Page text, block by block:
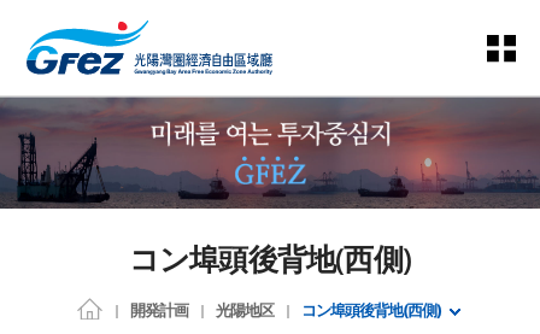
コン埠頭後背地(西側)
開発計画 光陽地区 コン埠頭後背地(西側)